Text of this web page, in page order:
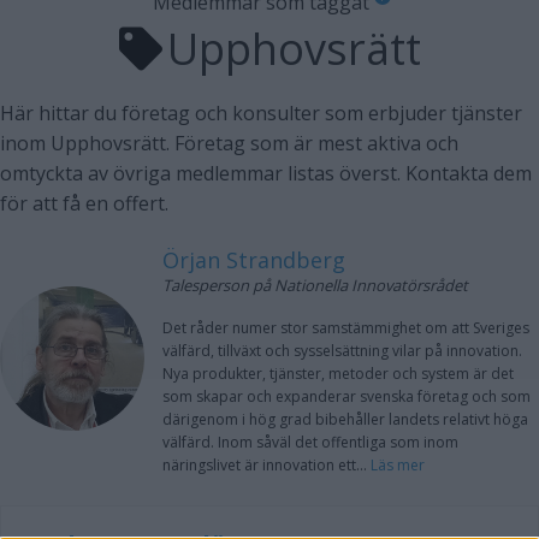
Upphovsrätt
Här hittar du företag och konsulter som erbjuder tjänster
inom Upphovsrätt. Företag som är mest aktiva och
omtyckta av övriga medlemmar listas överst. Kontakta dem
för att få en offert.
Örjan Strandberg
Talesperson på Nationella Innovatörsrådet
Det råder numer stor samstämmighet om att Sveriges
välfärd, tillväxt och sysselsättning vilar på innovation.
Nya produkter, tjänster, metoder och system är det
som skapar och expanderar svenska företag och som
därigenom i hög grad bibehåller landets relativt höga
välfärd. Inom såväl det offentliga som inom
näringslivet är innovation ett... Läs mer